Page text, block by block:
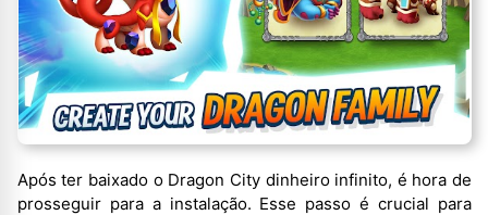
Após ter baixado o Dragon City dinheiro infinito, é hora de
prosseguir para a instalação. Esse passo é crucial para